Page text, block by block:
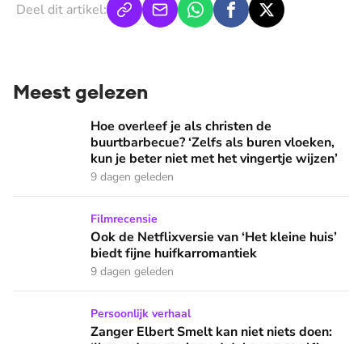
Deel dit artikel:
Meest gelezen
Hoe overleef je als christen de buurtbarbecue? ‘Zelfs als
Hoe overleef je als christen de
buurtbarbecue? ‘Zelfs als buren vloeken,
kun je beter niet met het vingertje wijzen’
9 dagen geleden
Ook de Netflixversie van ‘Het kleine huis’ biedt fijne
Filmrecensie
Ook de Netflixversie van ‘Het kleine huis’
biedt fijne huifkarromantiek
9 dagen geleden
Zanger Elbert Smelt kan niet niets doen: ‘Ik word soms
Persoonlijk verhaal
Zanger Elbert Smelt kan niet niets doen: